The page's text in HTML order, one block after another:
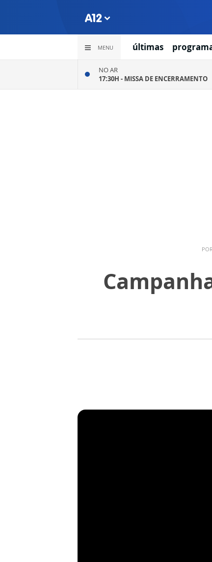
MENU últimas
NO AR
17:30H - MISSA DE ENCERRAMENTO
POR